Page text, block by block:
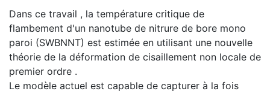
Dans ce travail , la température critique de
flambement d'un nanotube de nitrure de bore mono
paroi (SWBNNT) est estimée en utilisant une nouvelle
théorie de la déformation de cisaillement non locale de
premier ordre .
Le modèle actuel est capable de capturer à la fois